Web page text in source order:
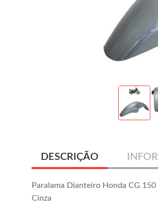
DESCRIÇÃO
Paralama Dianteiro Honda CG
Cinza